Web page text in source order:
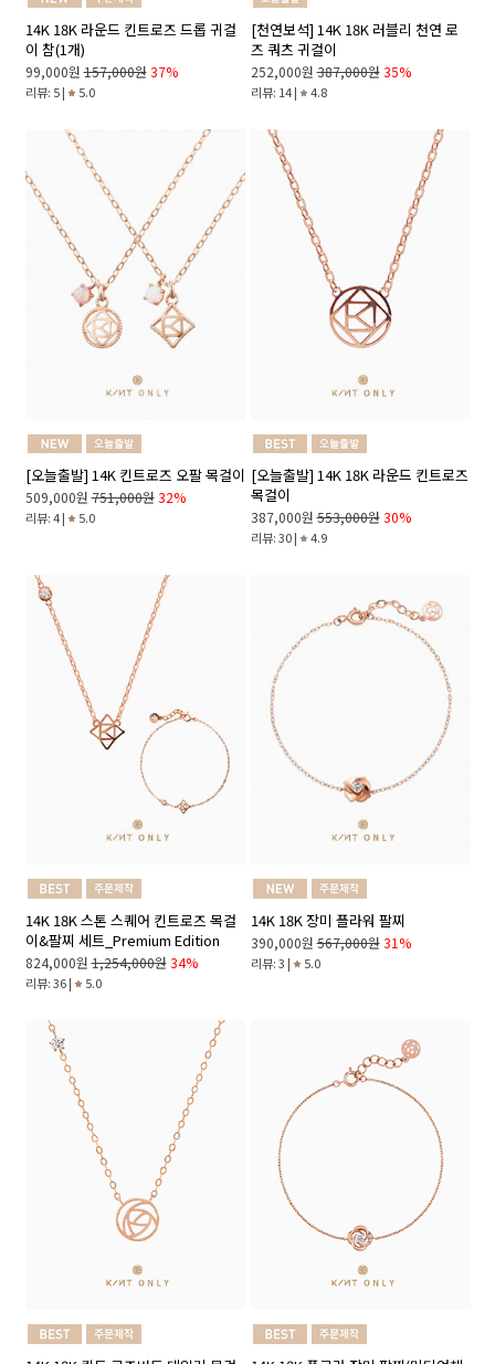
14K 18K 라운드 킨트로즈 드롭 귀걸
이 참(1개)
99,000원 157,000원 37%
리뷰: 5 | 5.0
[천연보석] 14K 18K 러블리 천연 로
즈 쿼츠 귀걸이
252,000원 387,000원 35%
리뷰: 14 | 4.8
[오늘출발] 14K 킨트로즈 오팔 목걸이
509,000원 751,000원 32%
리뷰: 4 | 5.0
[오늘출발] 14K 18K 라운드 킨트로즈
목걸이
387,000원 553,000원 30%
리뷰: 30 | 4.9
14K 18K 스톤 스퀘어 킨트로즈 목걸
이&팔찌 세트_Premium Edition
824,000원 1,254,000원 34%
리뷰: 36 | 5.0
14K 18K 장미 플라워 팔찌
390,000원 567,000원 31%
리뷰: 3 | 5.0